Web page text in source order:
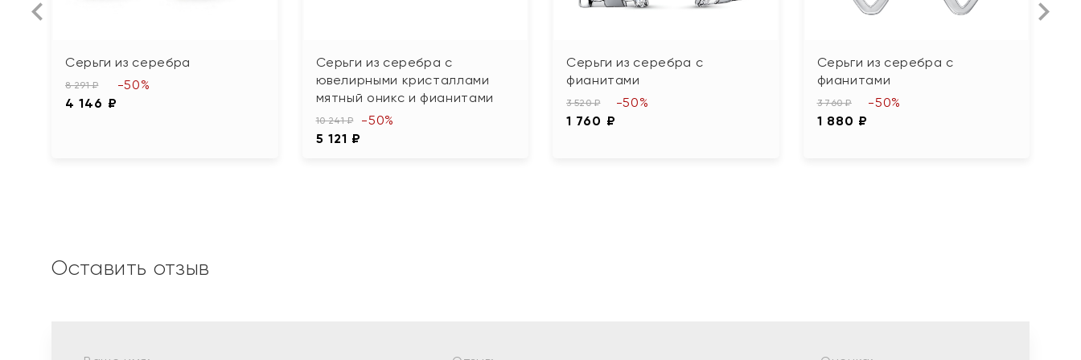
Серьги из серебра
8 291 ₽
4 146 ₽
-50%
Серьги из серебра с
ювелирными кристаллами
мятный оникс и фианитами
10 241 ₽
5 121 ₽
-50%
Серьги из серебра с
фианитами
3 520 ₽
1 760 ₽
-50%
Серьги из серебра с
фианитами
3 760 ₽
1 880 ₽
-50%
Оставить отзыв